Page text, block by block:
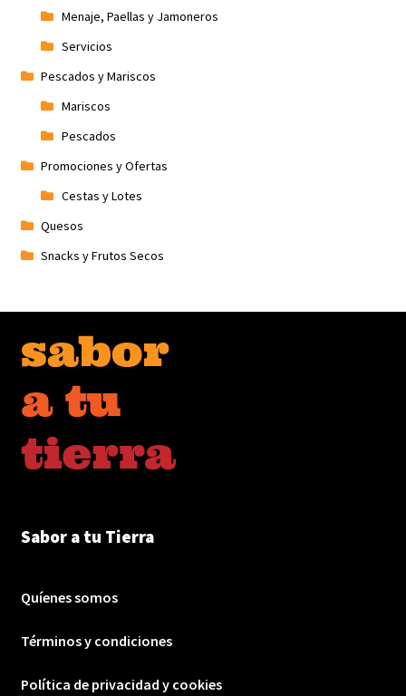
Menaje, Paellas y Jamoneros
Servicios
Pescados y Mariscos
Mariscos
Pescados
Promociones y Ofertas
Cestas y Lotes
Quesos
Snacks y Frutos Secos
Sabor a tu Tierra
Quíenes somos
Términos y condiciones
Política de privacidad y cookies